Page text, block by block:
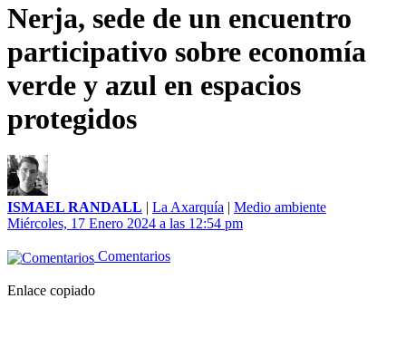
Nerja, sede de un encuentro
participativo sobre economía
verde y azul en espacios
protegidos
ISMAEL RANDALL | La Axarquía | Medio ambiente
Miércoles, 17 Enero 2024 a las 12:54 pm
Comentarios
Enlace copiado